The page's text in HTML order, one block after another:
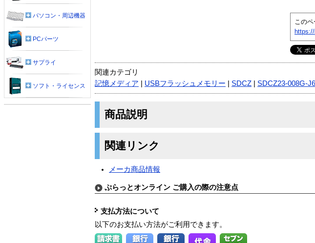
このペ
関連カテゴリ
記憶メディア
USBフラッシュメモリー SDCZ SDCZ23-008G-
商品説明
関連リンク
メーカ商品情報
ぷらっとオンライン ご購入の際の注意点
支払方法について
以下のお支払い方法がご利用できます。
パソコン・周辺機器
PCパーツ
サプライ
ソフト・ライセンス